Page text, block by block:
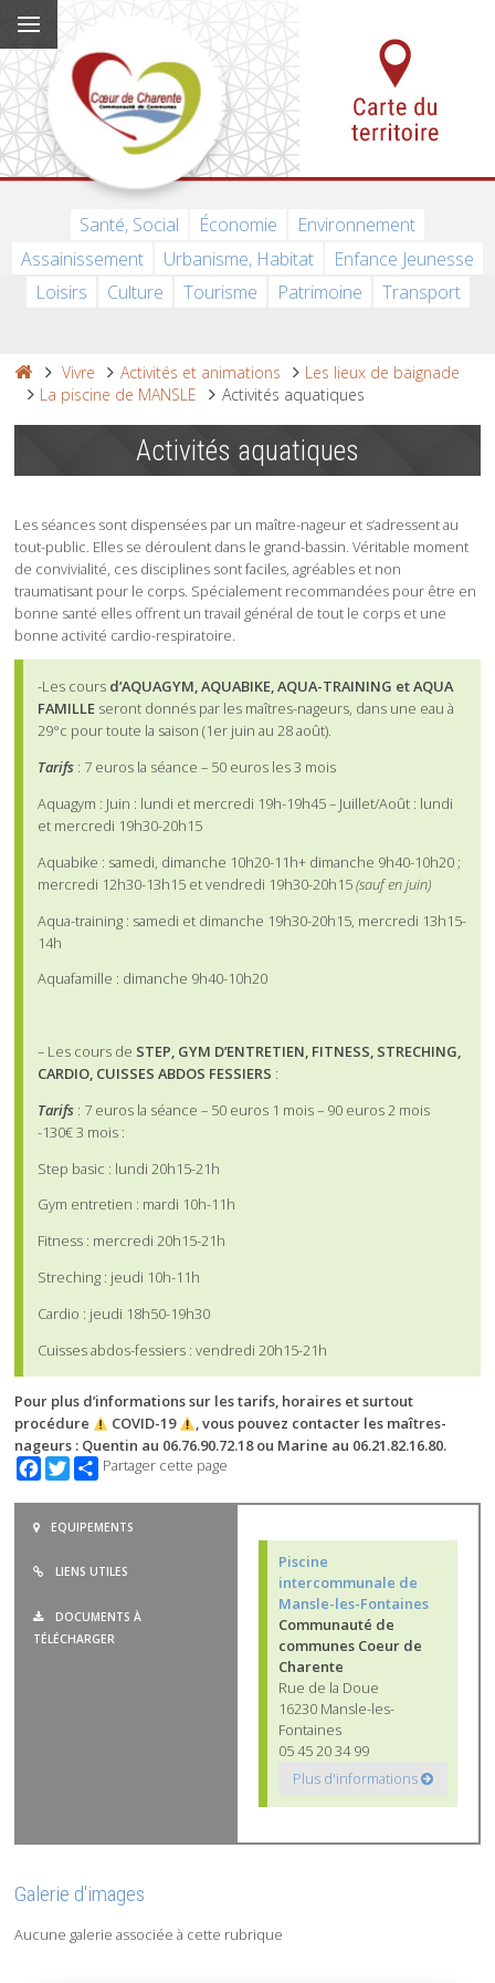
Santé, Social Économie
Environnement
Assainissement
Urbanisme, Habitat
Enfance Jeunesse
Loisirs
Culture Tourisme Patrimoine Transport
Vivre Activités et animations
Les lieux de baignade
La piscine de MANSLE
Activités aquatiques
Activités aquatiques
Les séances sont dispensées par un maître-nageur et s’adressent au
tout-public. Elles se déroulent dans le grand-bassin. Véritable moment
de convivialité, ces disciplines sont faciles, agréables et non
traumatisant pour le corps. Spécialement recommandées pour être en
bonne santé elles offrent un travail général de tout le corps et une
bonne activité cardio-respiratoire.
-Les cours d’AQUAGYM, AQUABIKE, AQUA-TRAINING et AQUA
FAMILLEseront donnés par les maîtres-nageurs, dans une eau à
29°c pour toute la saison (1er juin au 28 août).
Tarifs: 7 euros la séance – 50 euros les 3 mois
Aquagym : Juin : lundi et mercredi 19h-19h45 – Juillet/Août : lundi
et mercredi 19h30-20h15
Aquabike : samedi, dimanche 10h20-11h+ dimanche 9h40-10h20 ;
mercredi 12h30-13h15 et vendredi 19h30-20h15(sauf en juin)
Aqua-training : samedi et dimanche 19h30-20h15, mercredi 13h15-
14h
Aquafamille : dimanche 9h40-10h20
– Les cours de STEP, GYM D’ENTRETIEN, FITNESS, STRECHING,
CARDIO, CUISSES ABDOS FESSIERS :
Tarifs: 7 euros la séance – 50 euros 1 mois – 90 euros 2 mois
-130€ 3 mois :
Step basic : lundi 20h15-21h
Gym entretien : mardi 10h-11h
Fitness : mercredi 20h15-21h
Streching : jeudi 10h-11h
Cardio : jeudi 18h50-19h30
Cuisses abdos-fessiers : vendredi 20h15-21h
Pour plus d’informations sur les tarifs, horaires et surtout
procédure
COVID-19
, vous pouvez contacter les maîtres-
nageurs : Quentin au 06.76.90.72.18 ou Marine au 06.21.82.16.80.
FacebookTwitterPartager cette page
EQUIPEMENTS
LIENS UTILES
DOCUMENTS À
TÉLÉCHARGER
Piscine
intercommunale de
Mansle-les-Fontaines
Communauté de
communes Coeur de
Charente
Rue de la Doue
16230 Mansle-les-
Fontaines
05 45 20 34 99
Plus d'informations
Galerie d'images
Aucune galerie associée à cette rubrique